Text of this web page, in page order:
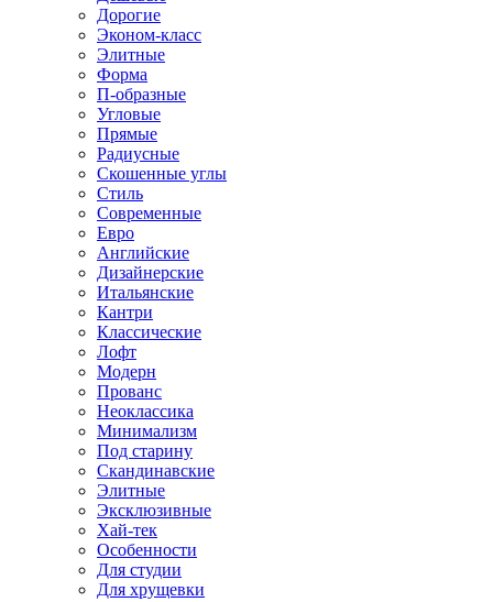
Дорогие
Эконом-класс
Элитные
Форма
П-образные
Угловые
Прямые
Радиусные
Скошенные углы
Стиль
Современные
Евро
Английские
Дизайнерские
Итальянские
Кантри
Классические
Лофт
Модерн
Прованс
Неоклассика
Минимализм
Под старину
Скандинавские
Элитные
Эксклюзивные
Хай-тек
Особенности
Для студии
Для хрущевки